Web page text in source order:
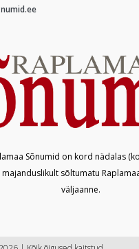
Sõnumid on kord nädalas
sõltumatu
väljaanne.